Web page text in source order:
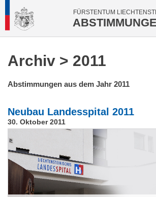
FÜRSTENTUM
Archiv > 2011
Abstimmungen aus dem Jahr 2011
Neubau Landesspital 2011
30. Oktober 2011